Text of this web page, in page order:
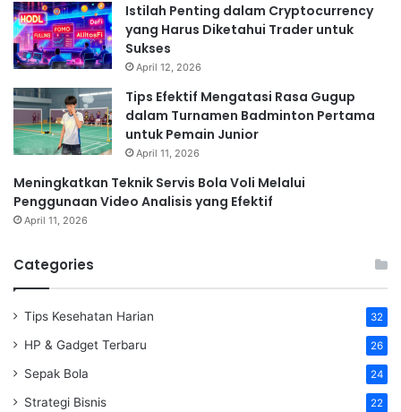
Istilah Penting dalam Cryptocurrency
yang Harus Diketahui Trader untuk
Sukses
April 12, 2026
Tips Efektif Mengatasi Rasa Gugup
dalam Turnamen Badminton Pertama
untuk Pemain Junior
April 11, 2026
Meningkatkan Teknik Servis Bola Voli Melalui
Penggunaan Video Analisis yang Efektif
April 11, 2026
Categories
Tips Kesehatan Harian 32
HP & Gadget Terbaru 26
Sepak Bola 24
Strategi Bisnis 22